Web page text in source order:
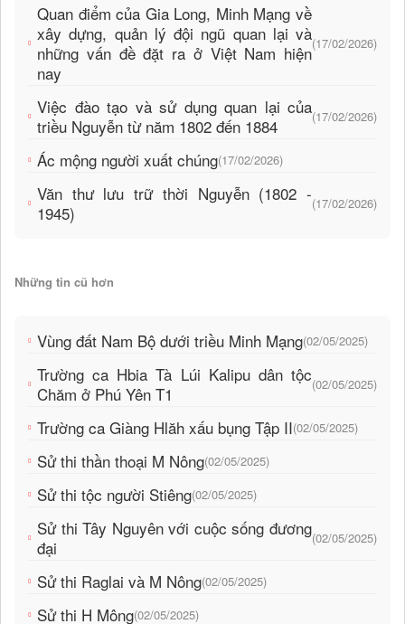
Quan điểm của Gia Long, Minh Mạng về
xây dựng, quản lý đội ngũ quan lại và
những vấn đề đặt ra ở Việt Nam hiện
nay
(17/02/2026)
Việc đào tạo và sử dụng quan lại của
triều Nguyễn từ năm 1802 đến 1884
(17/02/2026)
Ác mộng người xuất chúng(17/02/2026)
Văn thư lưu trữ thời Nguyễn (1802 -
1945)
(17/02/2026)
Những tin cũ hơn
Vùng đất Nam Bộ dưới triều Minh Mạng(02/05/2025)
Trường ca Hbia Tà Lúi Kalipu dân tộc
Chăm ở Phú Yên T1
(02/05/2025)
Trường ca Giàng Hlăh xấu bụng Tập II(02/05/2025)
Sử thi thần thoại M Nông(02/05/2025)
Sử thi tộc người Stiêng(02/05/2025)
Sử thi Tây Nguyên với cuộc sống đương
đại
(02/05/2025)
Sử thi Raglai và M Nông(02/05/2025)
Sử thi H Mông(02/05/2025)